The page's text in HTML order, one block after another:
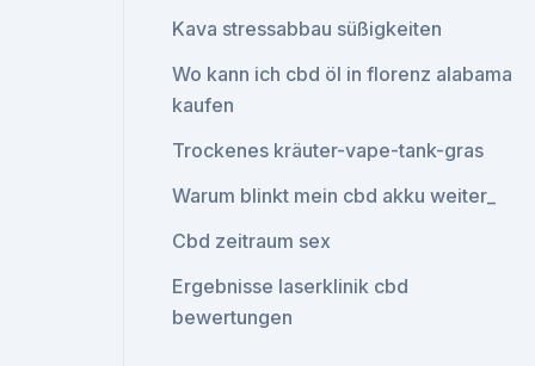
Kava stressabbau süßigkeiten
Wo kann ich cbd öl in florenz alabama
kaufen
Trockenes kräuter-vape-tank-gras
Warum blinkt mein cbd akku weiter_
Cbd zeitraum sex
Ergebnisse laserklinik cbd
bewertungen